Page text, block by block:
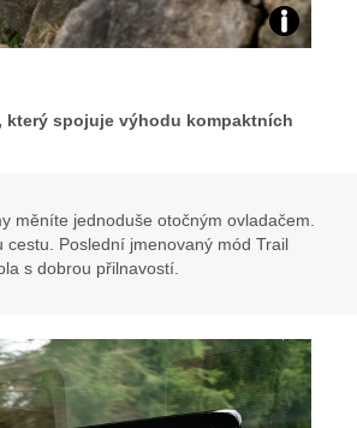
Zdroj:
který spojuje výhodu kompaktních
měníte jednoduše otočným ovladačem.
Poslední jmenovaný mód Trail
s dobrou přilnavostí.